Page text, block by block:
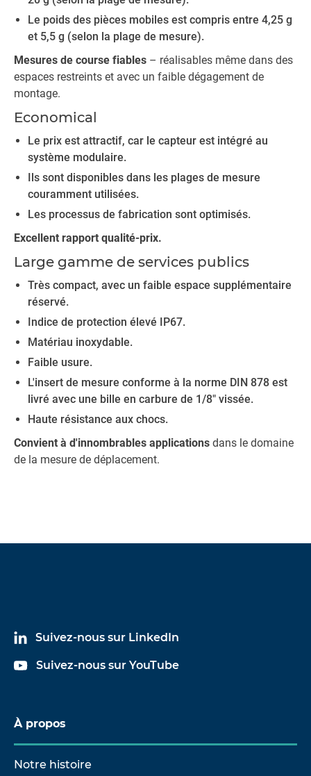
Le poids des pièces mobiles est compris entre 4,25 g
et 5,5 g (selon la plage de mesure).
Mesures de course fiables – réalisables même dans des
espaces restreints et avec un faible dégagement de
montage.
Economical
Le prix est attractif, car le capteur est intégré au
système modulaire.
Ils sont disponibles dans les plages de mesure
couramment utilisées.
Les processus de fabrication sont optimisés.
Excellent rapport qualité-prix.
Large gamme de services publics
Très compact, avec un faible espace supplémentaire
réservé.
Indice de protection élevé IP67.
Matériau inoxydable.
Faible usure.
L'insert de mesure conforme à la norme DIN 878 est
livré avec une bille en carbure de 1/8" vissée.
Haute résistance aux chocs.
Convient à d'innombrables applications dans le domaine
de la mesure de déplacement.
Suivez-nous sur LinkedIn
Suivez-nous sur YouTube
À propos
Notre histoire